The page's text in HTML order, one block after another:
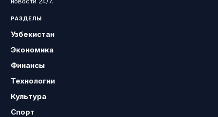
РАЗДЕЛЫ
Узбекистан
Экономика
Финансы
Технологии
Культура
Спорт